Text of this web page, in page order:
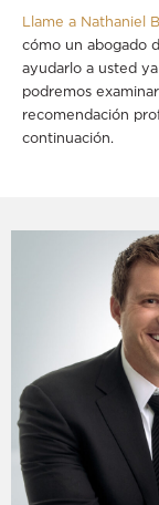
Llame a Nathaniel
cómo un abogado
ayudarlo a usted
podremos
recomendación
continuación.